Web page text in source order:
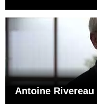
Antoine Rivereau